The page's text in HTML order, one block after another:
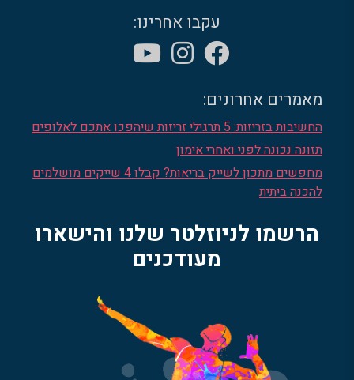
עקבו אחרינו:
מאמרים אחרונים:
החשיבות בזריזות: 5 תרגילי זריזות שיהפכו אתכם לאלופים
תזונה נכונה לפני ואחרי אימון
מחפשים מתכון לשייק בריאות? קבלו 4 שייקים מושלמים
להכנה ביתית
הרשמו לניוזלטר שלנו והישארו
מעודכנים